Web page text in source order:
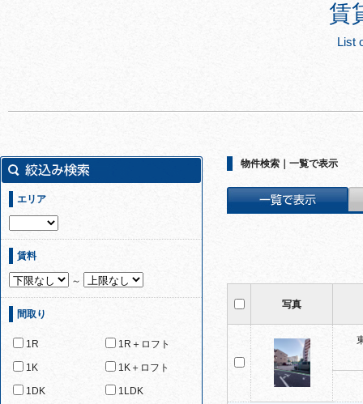
賃
List
物件検索｜一覧で表示
写真
エリア
賃料
～
間取り
1R 1R＋ロフト
1K 1K＋ロフト
1DK 1LDK